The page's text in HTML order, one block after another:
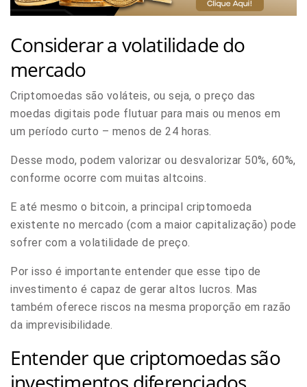
Considerar a volatilidade do
mercado
Criptomoedas são voláteis, ou seja, o preço das
moedas digitais pode flutuar para mais ou menos em
um período curto – menos de 24 horas.
Desse modo, podem valorizar ou desvalorizar 50%, 60%,
conforme ocorre com muitas altcoins.
E até mesmo o bitcoin, a principal criptomoeda
existente no mercado (com a maior capitalização) pode
sofrer com a volatilidade de preço.
Por isso é importante entender que esse tipo de
investimento é capaz de gerar altos lucros. Mas
também oferece riscos na mesma proporção em razão
da imprevisibilidade.
Entender que criptomoedas são